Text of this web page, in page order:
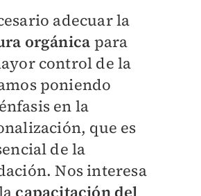
adecuar la
orgánica para
control de la
poniendo
en la
que es
de la
Nos interesa